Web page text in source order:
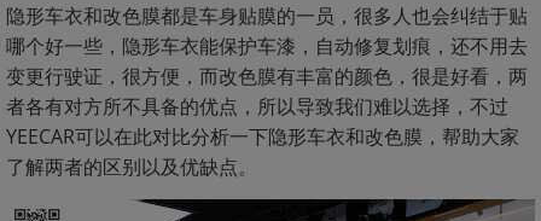
隐形车衣和改色膜都是车身贴膜的一员，很多人也会纠结于贴
哪个好一些，隐形车衣能保护车漆，自动修复划痕，还不用去
变更行驶证，很方便，而改色膜有丰富的颜色，很是好看，两
者各有对方所不具备的优点，所以导致我们难以选择，不过
YEECAR可以在此对比分析一下隐形车衣和改色膜，帮助大家
了解两者的区别以及优缺点。